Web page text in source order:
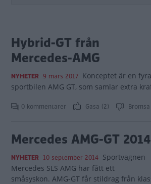
Hybrid-GT från
Mercedes-AMG
NYHETER 9 mars 2017 Konceptet är en
sportbilen AMG GT, som samlar extra
0 kommentarer Gasa (2)
Mercedes AMG-GT 2014
NYHETER 10 september 2014 Sportvagnen
Mercedes SLS AMG har fått ett
småsyskon. AMG-GT får stildrag från